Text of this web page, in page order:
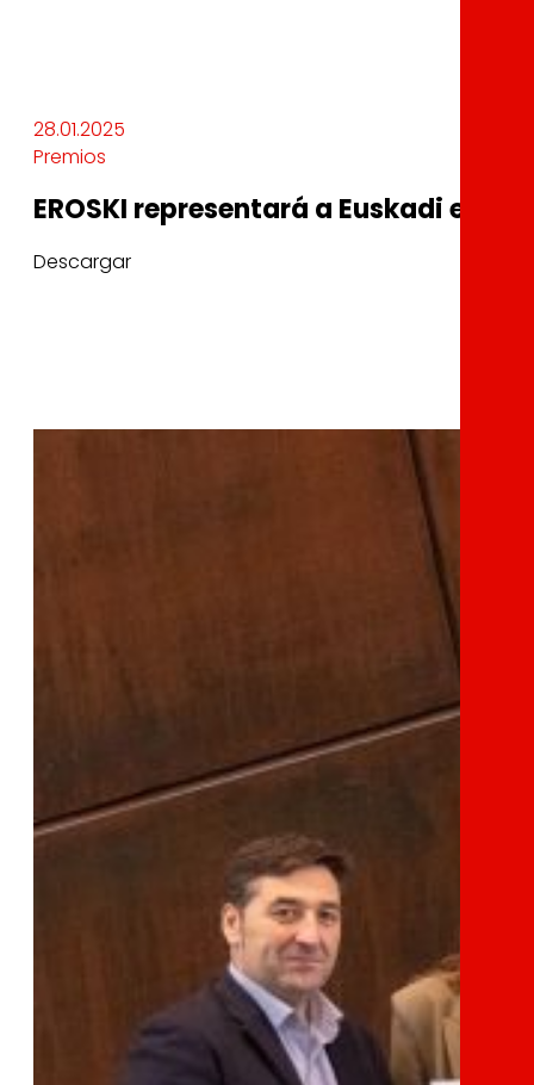
28.01.2025
Premios
EROSKI representará a Euskadi en
Descargar